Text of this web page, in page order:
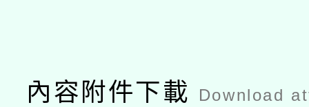
內容附件下載 Download